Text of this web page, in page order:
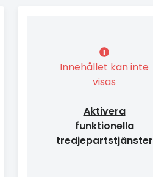
Innehållet kan inte
visas
Aktivera
funktionella
tredjepartstjänster